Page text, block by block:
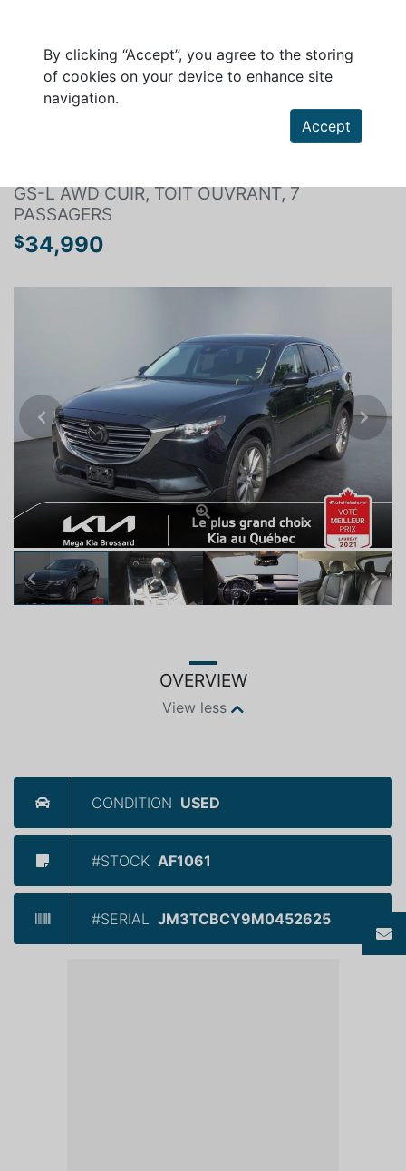
By clicking “Accept”, you agree to the storing
of cookies on your device to enhance site
navigation.
Accept
GS-L AWD CUIR, TOIT OUVRANT, 7
PASSAGERS
$34,990
Previous Next
Previous Next
OVERVIEW
View less
CONDITION USED
#STOCK AF1061
#SERIAL JM3TCBCY9M0452625